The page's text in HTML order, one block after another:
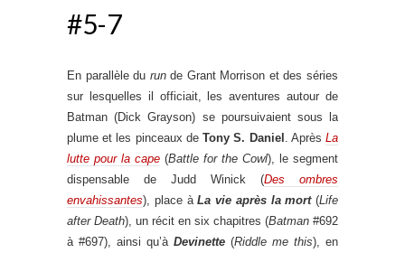
#5-7
En parallèle du runde Grant Morrison et des séries
sur lesquelles il officiait, les aventures autour de
Batman (Dick Grayson) se poursuivaient sous la
plume et les pinceaux deTony S. Daniel . AprèsLa
lutte pour la cape (Battle for the Cowl), le segment
dispensable de Judd Winick (Des ombres
envahissantes), place àLa vie après la mort(Life
after Death), un récit en six chapitres (Batman #692
à #697), ainsi qu’à Devinette (Riddle me this), en